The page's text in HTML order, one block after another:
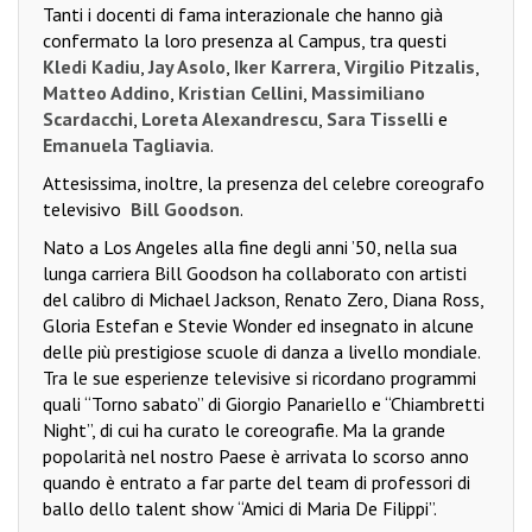
Tanti i docenti di fama interazionale che hanno già
confermato la loro presenza al Campus, tra questi
Kledi Kadiu ,Jay Asolo Iker Karrera Virgilio Pitzalis
Matteo Addino Kristian Cellini Massimiliano
Scardacchi Loreta Alexandrescu Sara Tisselli e
Emanuela Tagliavia.
Attesissima, inoltre, la presenza del celebre coreografo
televisivo Bill Goodson.
Nato a Los Angeles alla fine degli anni ’50, nella sua
lunga carriera Bill Goodson ha collaborato con artisti
del calibro di Michael Jackson, Renato Zero, Diana Ross,
Gloria Estefan e Stevie Wonder ed insegnato in alcune
delle più prestigiose scuole di danza a livello mondiale.
Tra le sue esperienze televisive si ricordano programmi
quali “Torno sabato” di Giorgio Panariello e “Chiambretti
Night”, di cui ha curato le coreografie. Ma la grande
popolarità nel nostro Paese è arrivata lo scorso anno
quando è entrato a far parte del team di professori di
ballo dello talent show “Amici di Maria De Filippi”.